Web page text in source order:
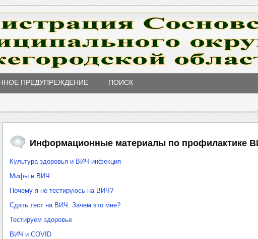
ПРЕДУПРЕЖДЕНИЕ ПОИСК
Информационные материалы по профилактике
Культура здоровья и ВИЧ-инфекция
Мифы и ВИЧ
Почему я не тестируюсь на ВИЧ?
Сдать тест на ВИЧ. Зачем это мне?
Тестируем здоровье
ВИЧ и COVID